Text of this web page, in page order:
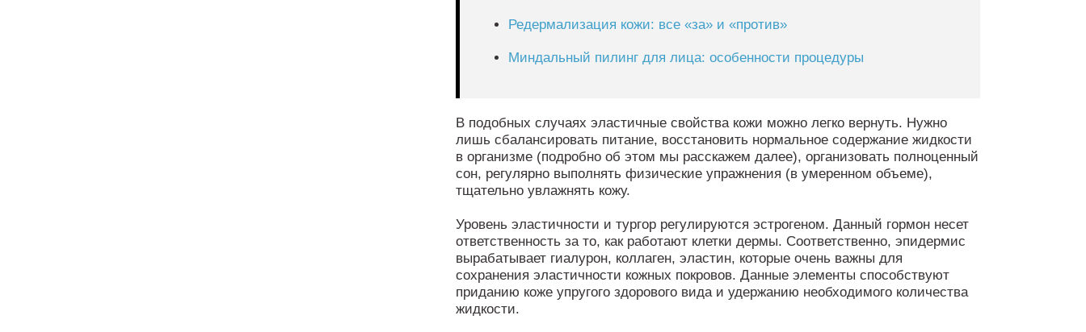
Редермализация кожи: все «за» и «против»
Миндальный пилинг для лица: особенности процедуры
В подобных случаях эластичные свойства кожи можно легко вернуть. Нужно
лишь сбалансировать питание, восстановить нормальное содержание жидкости
в организме (подробно об этом мы расскажем далее), организовать полноценный
сон, регулярно выполнять физические упражнения (в умеренном объеме),
тщательно увлажнять кожу.
Уровень эластичности и тургор регулируются эстрогеном. Данный гормон несет
ответственность за то, как работают клетки дермы. Соответственно, эпидермис
вырабатывает гиалурон, коллаген, эластин, которые очень важны для
сохранения эластичности кожных покровов. Данные элементы способствуют
приданию коже упругого здорового вида и удержанию необходимого количества
жидкости.